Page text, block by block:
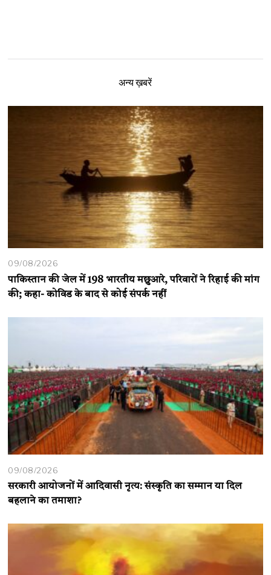
अन्य ख़बरें
09/08/2026
पाकिस्तान की जेल में 198 भारतीय मछुआरे, परिवारों ने रिहाई की मांग
की; कहा- कोविड के बाद से कोई संपर्क नहीं
09/08/2026
सरकारी आयोजनों में आदिवासी नृत्य: संस्कृति का सम्मान या दिल
बहलाने का तमाशा?